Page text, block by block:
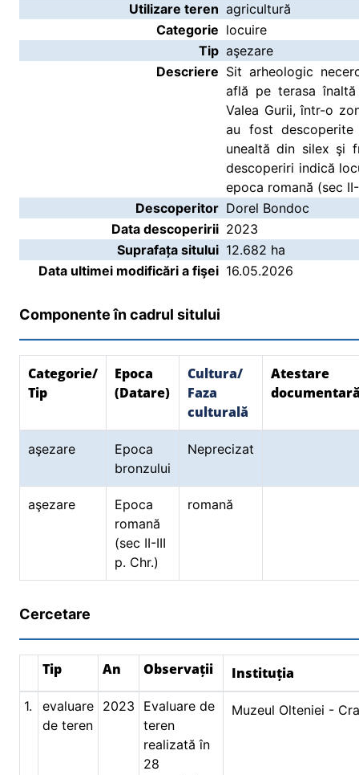
Utilizare teren agricultură
Categorie locuire
Tip aşezare
Descriere Sit arheologic
află pe terasa
Valea Gurii, într-o
au fost descoperite
unealtă din silex şi
descoperiri indică
epoca romană (sec
Descoperitor Dorel Bondoc
Data descoperirii 2023
Suprafața sitului 12.682 ha
Data ultimei modificări a fişei 16.05.2026
Componente în cadrul sitului
Categorie/
Tip
Epoca
(Datare)
Cultura/
Faza
culturală
Atestare
aşezare
Epoca
bronzului
Neprecizat
aşezare
Epoca
romană
(sec II-III
p. Chr.)
romană
Cercetare
Tip An Observații Instituția
1.
evaluare
de teren
2023
Evaluare de
teren
realizată în
28
Muzeul Olteniei -